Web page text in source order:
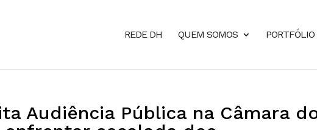
REDE DH QUEM SOMOS PORTFÓLIO
Audiência Pública na Câmara